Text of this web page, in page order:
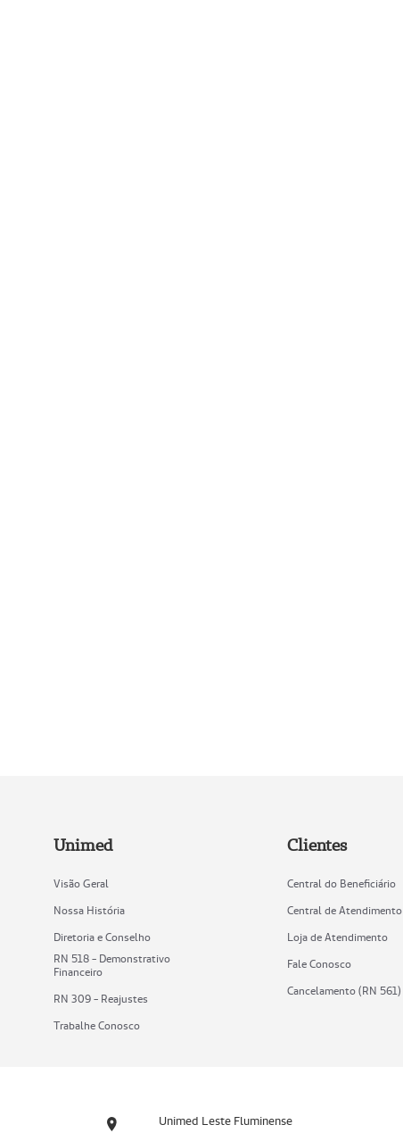
Unimed
Visão Geral
Nossa História
Diretoria e Conselho
RN 518 - Demonstrativo
Financeiro
RN 309 - Reajustes
Trabalhe Conosco
Clientes
Central do Beneficiário
Central de Atendimento
Loja de Atendimento
Fale Conosco
Cancelamento (RN 561)
Unimed Leste Fluminense